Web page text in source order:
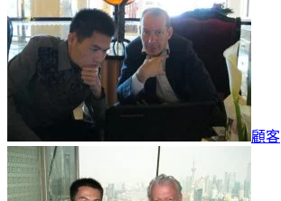
顧客